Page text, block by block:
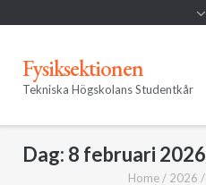
Fysiksektionen
Tekniska Högskolans Studentkår
Dag: 8 februari 2026
Home/ 2026 /